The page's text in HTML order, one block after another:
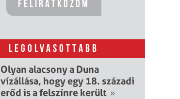
LEGOLVASOTTABB
Olyan alacsony a Duna
vízállása, hogy egy 18. századi
erőd is a felszínre került »